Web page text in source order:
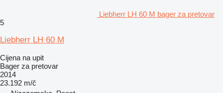
Liebherr LH 60 M bager za pretovar
5
Liebherr LH 60 M
Cijena na upit
Bager za pretovar
2014
23.192 m/č